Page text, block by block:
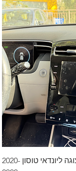
החלפת מסך טאץ' ותצוגה ליונדאי טוסון 2020-